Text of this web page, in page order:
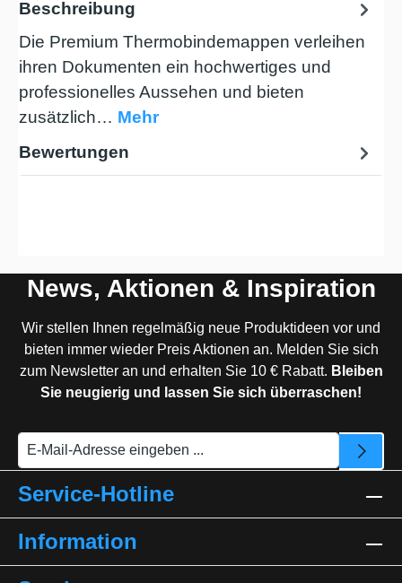
Beschreibung
Die Premium Thermobindemappen verleihen
ihren Dokumenten ein hochwertiges und
professionelles Aussehen und bieten
zusätzlich… Mehr
Bewertungen
News, Aktionen & Inspiration
Wir stellen Ihnen regelmäßig neue Produktideen vor und
bieten immer wieder Preis Aktionen an. Melden Sie sich
zum Newsletter an und erhalten Sie 10 € Rabatt. Bleiben
Sie neugierig und lassen Sie sich überraschen!
Service-Hotline
Information